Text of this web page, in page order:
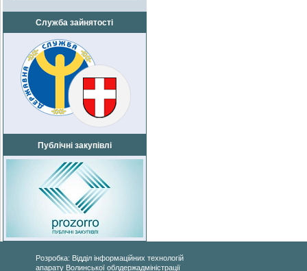
Служба зайнятості
Публічні закупівлі
Розробка: Відділ інформаційних технологій
апарату Волинської облдержадміністрації